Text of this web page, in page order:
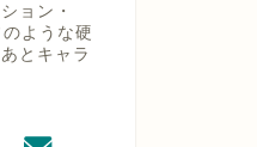
ョン・
ような硬
とキャラ